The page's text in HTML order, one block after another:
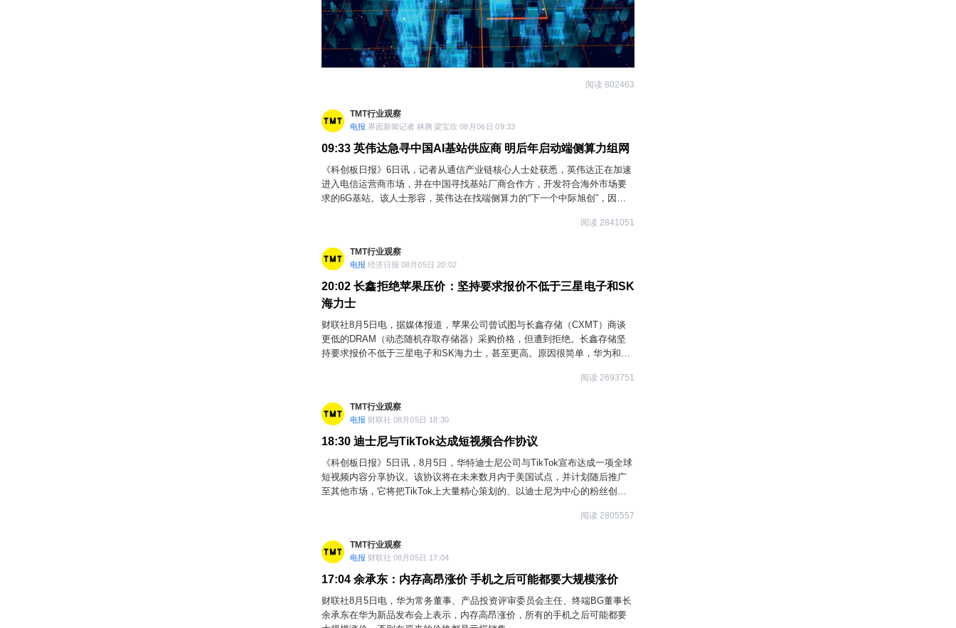
阅读 802463
TMT行业观察
电报 界面新闻记者 林腾 梁宝欣 08月06日 09:33
09:33 英伟达急寻中国AI基站供应商 明后年启动端侧算力组网
《科创板日报》6日讯，记者从通信产业链核心人士处获悉，英伟达正在加速
进入电信运营商市场，并在中国寻找基站厂商合作方，开发符合海外市场要
求的6G基站。该人士形容，英伟达在找端侧算力的“下一个中际旭创”，因为
要依赖基站的无线传输。上述人士称，英伟达推动这一项目的节奏“比较紧
阅读 2841051
TMT行业观察
电报 经济日报 08月05日 20:02
20:02 长鑫拒绝苹果压价：坚持要求报价不低于三星电子和SK
海力士
财联社8月5日电，据媒体报道，苹果公司曾试图与长鑫存储（CXMT）商谈
更低的DRAM（动态随机存取存储器）采购价格，但遭到拒绝。长鑫存储坚
持要求报价不低于三星电子和SK海力士，甚至更高。原因很简单，华为和小
需迁就苹果公司苛刻的条件。报道指出，大型科技公司此前常利用“若诉求未
切断。
阅读 2693751
TMT行业观察
电报 财联社 08月05日 18:30
18:30 迪士尼与TikTok达成短视频合作协议
《科创板日报》5日讯，8月5日，华特迪士尼公司与TikTok宣布达成一项全球
短视频内容分享协议。该协议将在未来数月内于美国试点，并计划随后推广
至其他市场，它将把TikTok上大量精心策划的、以迪士尼为中心的粉丝创作
出现在TikTok和Disney+的Verts中，内容涵盖迪士尼旗下品牌（包括皮克
尼IP库中数百部电影和剧集相关素材的访问权限。
阅读 2805557
TMT行业观察
电报 财联社 08月05日 17:04
17:04 余承东：内存高昂涨价 手机之后可能都要大规模涨价
财联社8月5日电，华为常务董事、产品投资评审委员会主任、终端BG董事长
余承东在华为新品发布会上表示，内存高昂涨价，所有的手机之后可能都要